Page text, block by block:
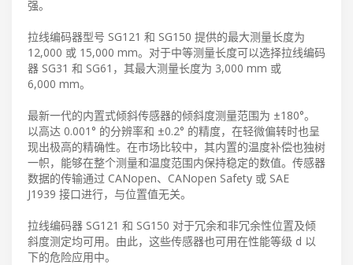
强。
拉线编码器型号 SG121 和 SG150 提供的最大测量长度为
12,000 或 15,000 mm。对于中等测量长度可以选择拉线编码
器 SG31 和 SG61，其最大测量长度为 3,000 mm 或
6,000 mm。
最新一代的内置式倾斜传感器的倾斜度测量范围为 ±180°。
以高达 0.001° 的分辨率和 ±0.2° 的精度，在轻微偏转时也呈
现出极高的精确性。在市场比较中，其内置的温度补偿也独树
一帜，能够在整个测量和温度范围内保持稳定的数值。传感器
数据的传输通过 CANopen、CANopen Safety 或 SAE
J1939 接口进行，与位置值无关。
拉线编码器 SG121 和 SG150 对于冗余和非冗余性位置及倾
斜度测定均可用。由此，这些传感器也可用在性能等级 d 以
下的危险应用中。